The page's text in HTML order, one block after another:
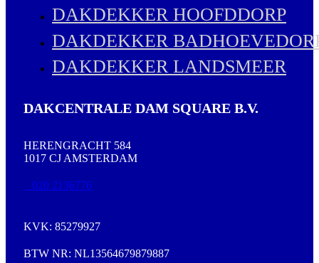
DAKDEKKER HOOFDDORP
DAKDEKKER
DAKDEKKER LANDSMEER
DAKCENTRALE DAM SQUARE B.V.
HERENGRACHT 584
1017 CJ AMSTERDAM
020 2136776
KVK: 85279927
BTW NR: NL13564679879887